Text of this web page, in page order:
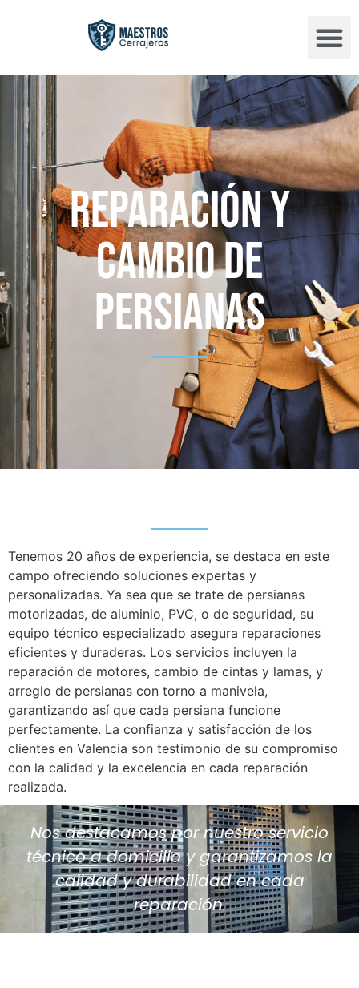
Reparación y
cambio de
persianas
Tenemos 20 años de experiencia, se destaca en este
campo ofreciendo soluciones expertas y
personalizadas. Ya sea que se trate de persianas
motorizadas, de aluminio, PVC, o de seguridad, su
equipo técnico especializado asegura reparaciones
eficientes y duraderas. Los servicios incluyen la
reparación de motores, cambio de cintas y lamas, y
arreglo de persianas con torno a manivela,
garantizando así que cada persiana funcione
perfectamente. La confianza y satisfacción de los
clientes en Valencia son testimonio de su compromiso
con la calidad y la excelencia en cada reparación
realizada.
Nos destacamos por nuestro servicio
técnico a domicilio y garantizamos la
calidad y durabilidad en cada
reparación.